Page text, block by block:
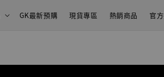
GK最新預購 現貨專區 熱銷商品 官